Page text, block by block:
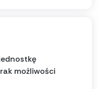
możliwości